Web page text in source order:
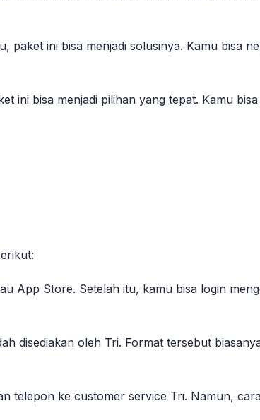
ini bisa menjadi solusinya. Kamu bisa
ini bisa menjadi pilihan yang tepat. Kamu
App Store. Setelah itu, kamu bisa login
disediakan oleh Tri. Format tersebut
telepon ke customer service Tri. Namun,